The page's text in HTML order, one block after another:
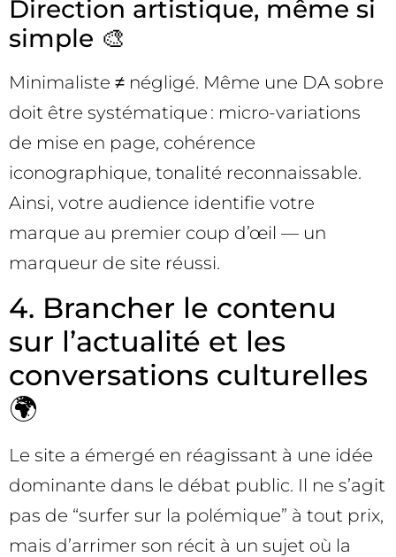
Direction artistique, même si
simple 🎨
Minimaliste ≠ négligé. Même une DA sobre
doit être systématique : micro-variations
de mise en page, cohérence
iconographique, tonalité reconnaissable.
Ainsi, votre audience identifie votre
marque au premier coup d’œil — un
marqueur de site réussi.
4. Brancher le contenu
sur l’actualité et les
conversations culturelles
🌍
Le site a émergé en réagissant à une idée
dominante dans le débat public. Il ne s’agit
pas de “surfer sur la polémique” à tout prix,
mais d’arrimer son récit à un sujet où la